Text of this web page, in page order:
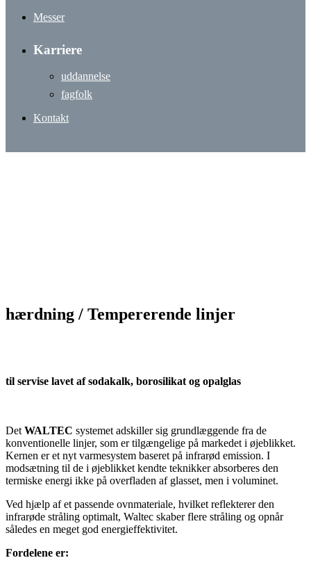
Messer
Karriere
uddannelse
fagfolk
Kontakt
hærdning / Tempererende linjer
til servise lavet af sodakalk, borosilikat og opalglas
Det WALTEC systemet adskiller sig grundlæggende fra de
konventionelle linjer, som er tilgængelige på markedet i øjeblikket.
Kernen er et nyt varmesystem baseret på infrarød emission. I
modsætning til de i øjeblikket kendte teknikker absorberes den
termiske energi ikke på overfladen af ​​glasset, men i voluminet.
Ved hjælp af et passende ovnmateriale, hvilket reflekterer den
infrarøde stråling optimalt, Waltec skaber flere stråling og opnår
således en meget god energieffektivitet.
Fordelene er: